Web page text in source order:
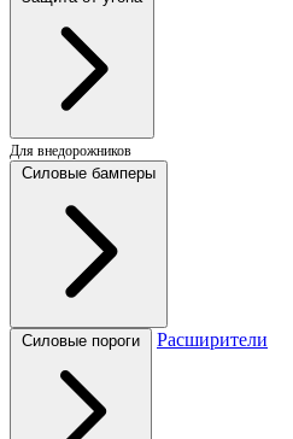
Для внедорожников
Силовые бамперы
Силовые пороги Расширители